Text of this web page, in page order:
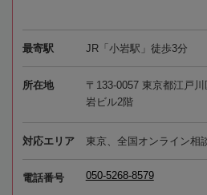
最寄駅 JR「小岩駅」徒歩3分
所在地
〒133-0057 東京都江戸
岩ビル2階
対応エリア 東京、全国オンライン相
電話番号 050-5268-8579